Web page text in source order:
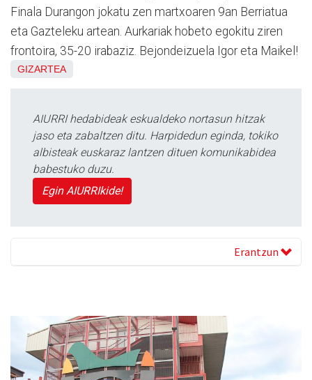
Finala Durangon jokatu zen martxoaren 9an Berriatua
eta Gazteleku artean. Aurkariak hobeto egokitu ziren
frontoira, 35-20 irabaziz. Bejondeizuela Igor eta Maikel!
GIZARTEA
AIURRI hedabideak eskualdeko nortasun hitzak
jaso eta zabaltzen ditu. Harpidedun eginda, tokiko
albisteak euskaraz lantzen dituen komunikabidea
babestuko duzu.
Egin AIURRIkide!
Erantzun